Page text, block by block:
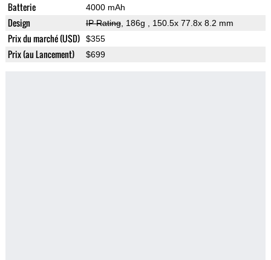
Batterie 4000 mAh
Design IP Rating, 186g , 150.5x 77.8x 8.2 mm
Prix du marché (USD) $355
Prix (au Lancement) $699